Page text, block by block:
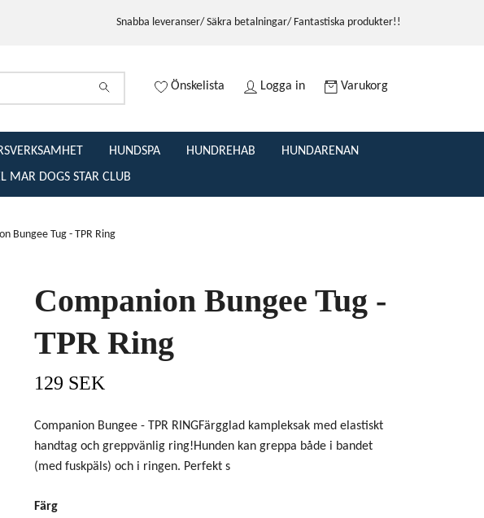
Snabba leveranser/ Säkra betalningar/ Fantastiska produkter!!
Önskelista Logga in Varukorg
HUNDSPA HUNDREHAB
HUNDARENAN
MAR DOGS STAR CLUB
Bungee Tug - TPR Ring
Companion Bungee Tug -
TPR Ring
129 SEK
Companion Bungee - TPR RINGFärgglad kampleksak med elastiskt
handtag och greppvänlig ring!Hunden kan greppa både i bandet
(med fuskpäls) och i ringen. Perfekt s
Färg